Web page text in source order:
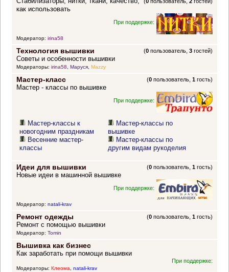
как использовать
При поддержке:
Модератор: irina58
Технология вышивки (0 пользователь,3 гостей)
Советы и особенности вышивки
Модераторы: irina58, Маруся, Mazzy
Мастер-класс (0 пользователь,1 гость)
Мастер - классы по вышивке
При поддержке:
Мастер-классы к
новогодним праздникам
Весенние мастер-
классы
Мастер-классы по
вышивке
Мастер-классы по
другим видам рукоделия
Идеи для вышивки (0 пользователь,1 гость)
Новые идеи в машинной вышивке
При поддержке:
Модератор: natali-krav
Ремонт одежды (0 пользователь,1 гость)
Ремонт с помощью вышивки
Модератор: Tomin
Вышивка как бизнес
Как заработать при помощи вышивки
При поддержке:
Модераторы: Клеома, natali-krav